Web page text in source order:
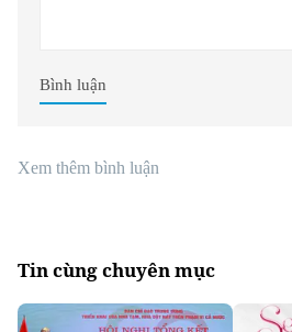
Bình luận
Xem thêm bình luận
Tin cùng chuyên mục